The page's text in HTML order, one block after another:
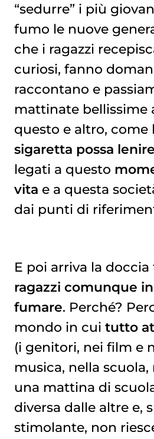
“sedurre” i più
fumo le nuove
che i ragazzi
curiosi, fanno
raccontano e
mattinate bellissime
questo e altro, come
sigaretta possa
legati a questo
vita e a questa
dai punti di
E poi arriva la doccia
ragazzi comunque
fumare. Perché?
mondo in cui tutto
(i genitori, nei film e
musica, nella scuola,
una mattina di
diversa dalle altre e,
stimolante, non